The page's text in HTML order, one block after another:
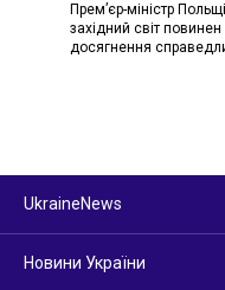
Премʼєр-міністр
західний світ
досягнення
UkraineNews
Новини України